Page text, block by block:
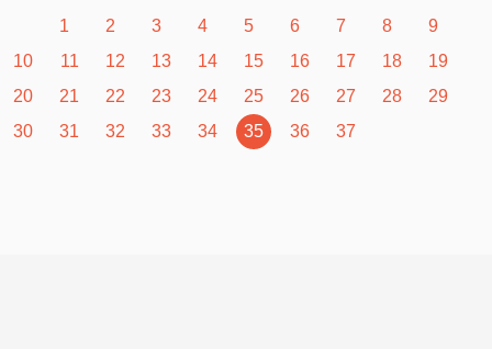
1 2 3 4 5 6 7 8
9
10
11 12 13 14 15 16 17 18
19
20
21 22 23 24 25 26 27 28
29
30
31 32 33 34 35 36 37